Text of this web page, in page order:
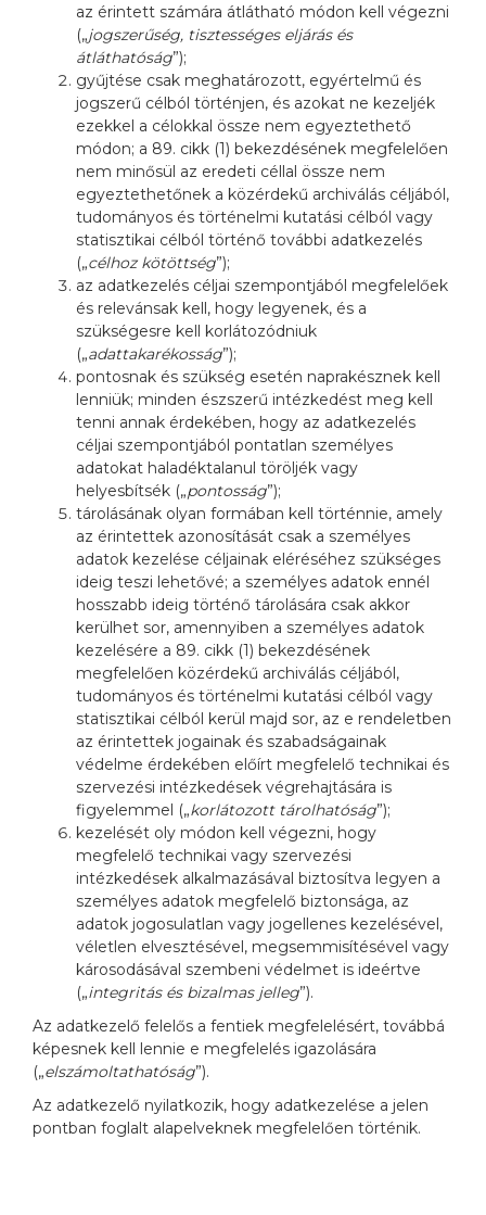
az érintett számára átlátható módon kell végezni
(„jogszerűség, tisztességes eljárás és
átláthatóság”);
gyűjtése csak meghatározott, egyértelmű és
jogszerű célból történjen, és azokat ne kezeljék
ezekkel a célokkal össze nem egyeztethető
módon; a 89. cikk (1) bekezdésének megfelelően
nem minősül az eredeti céllal össze nem
egyeztethetőnek a közérdekű archiválás céljából,
tudományos és történelmi kutatási célból vagy
statisztikai célból történő további adatkezelés
(„célhoz kötöttség”);
az adatkezelés céljai szempontjából megfelelőek
és relevánsak kell, hogy legyenek, és a
szükségesre kell korlátozódniuk
(„adattakarékosság”);
pontosnak és szükség esetén naprakésznek kell
lenniük; minden észszerű intézkedést meg kell
tenni annak érdekében, hogy az adatkezelés
céljai szempontjából pontatlan személyes
adatokat haladéktalanul töröljék vagy
helyesbítsék („pontosság”);
tárolásának olyan formában kell történnie, amely
az érintettek azonosítását csak a személyes
adatok kezelése céljainak eléréséhez szükséges
ideig teszi lehetővé; a személyes adatok ennél
hosszabb ideig történő tárolására csak akkor
kerülhet sor, amennyiben a személyes adatok
kezelésére a 89. cikk (1) bekezdésének
megfelelően közérdekű archiválás céljából,
tudományos és történelmi kutatási célból vagy
statisztikai célból kerül majd sor, az e rendeletben
az érintettek jogainak és szabadságainak
védelme érdekében előírt megfelelő technikai és
szervezési intézkedések végrehajtására is
figyelemmel („korlátozott tárolhatóság”);
kezelését oly módon kell végezni, hogy
megfelelő technikai vagy szervezési
intézkedések alkalmazásával biztosítva legyen a
személyes adatok megfelelő biztonsága, az
adatok jogosulatlan vagy jogellenes kezelésével,
véletlen elvesztésével, megsemmisítésével vagy
károsodásával szembeni védelmet is ideértve
(„integritás és bizalmas jelleg”).
Az adatkezelő felelős a fentiek megfelelésért, továbbá
képesnek kell lennie e megfelelés igazolására
(„elszámoltathatóság”).
Az adatkezelő nyilatkozik, hogy adatkezelése a jelen
pontban foglalt alapelveknek megfelelően történik.